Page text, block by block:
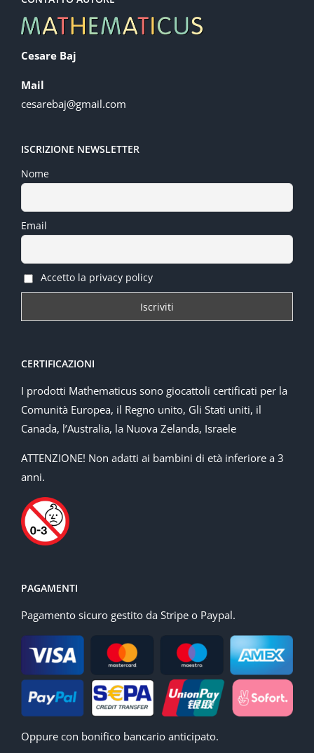
Cesare Baj
Mail
cesarebaj@gmail.com
ISCRIZIONE NEWSLETTER
Nome
Email
Accetto la privacy policy
CERTIFICAZIONI
I prodotti Mathematicus sono giocattoli certificati per la
Comunità Europea, il Regno unito, Gli Stati uniti, il
Canada, l’Australia, la Nuova Zelanda, Israele
ATTENZIONE! Non adatti ai bambini di età inferiore a 3
anni.
PAGAMENTI
Pagamento sicuro gestito da Stripe o Paypal.
Oppure con bonifico bancario anticipato.